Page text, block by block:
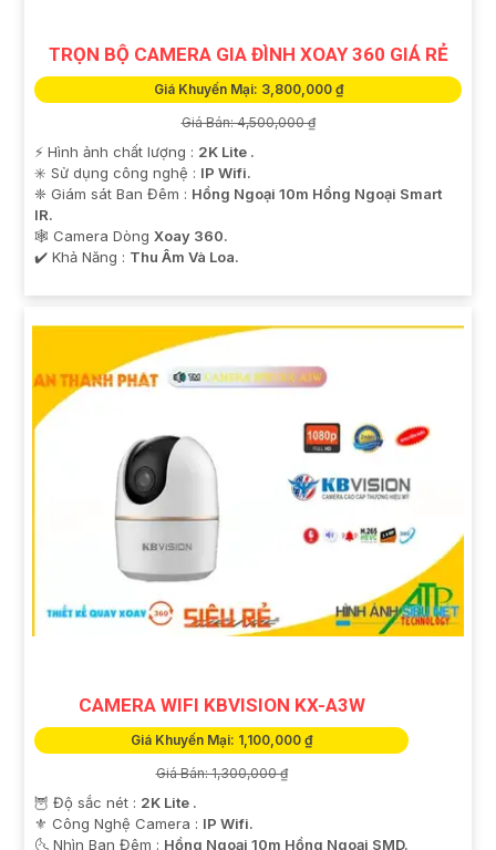
TRỌN BỘ CAMERA GIA ĐÌNH XOAY 360 GIÁ RẺ
Giá Khuyến Mại: 3,800,000 ₫
Giá Bán: 4,500,000 ₫
️⚡ Hình ảnh chất lượng : 2K Lite .
✳️ Sử dụng công nghệ : IP Wifi.
❈ Giám sát Ban Đêm : Hồng Ngoại 10m Hồng Ngoại Smart
IR.
🕸️ Camera Dòng Xoay 360.
️✔️ Khả Năng : Thu Âm Và Loa.
CAMERA WIFI KBVISION KX-A3W
Giá Khuyến Mại: 1,100,000 ₫
Giá Bán: 1,300,000 ₫
🦉 Độ sắc nét : 2K Lite .
⚜️ Công Nghệ Camera : IP Wifi.
🌜 Nhìn Ban Đêm : Hồng Ngoại 10m Hồng Ngoại SMD.